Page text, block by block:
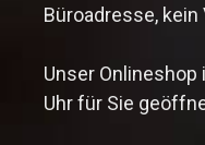
Büroadresse, kein
Unser Onlineshop
Uhr für Sie